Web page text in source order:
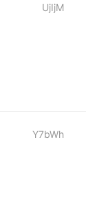
UjIjM
Y7bWh